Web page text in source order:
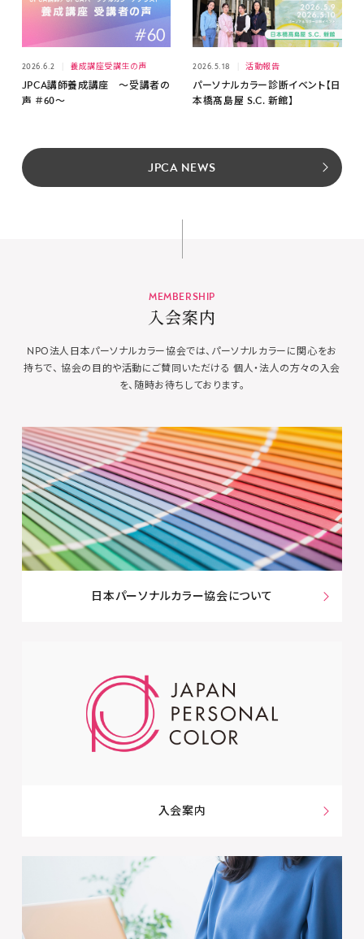
2026.6.2 養成講座受講生の声
JPCA講師養成講座 ～受講者の
声 ＃60～
2026.5.18 活動報告
パーソナルカラー診断イベント【日
本橋髙島屋 S.C. 新館】
JPCA NEWS
MEMBERSHIP
入会案内
NPO法人日本パーソナルカラー協会では、パーソナルカラーに関心をお
持ちで、 協会の目的や活動にご賛同いただける 個人・法人の方々の入会
を、随時お待ちしております。
日本パーソナルカラー協会について
入会案内